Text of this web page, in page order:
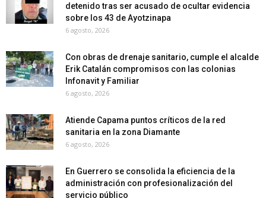
detenido tras ser acusado de ocultar evidencia
sobre los 43 de Ayotzinapa
6 agosto, 2026
Con obras de drenaje sanitario, cumple el alcalde
Erik Catalán compromisos con las colonias
Infonavit y Familiar
6 agosto, 2026
Atiende Capama puntos críticos de la red
sanitaria en la zona Diamante
6 agosto, 2026
En Guerrero se consolida la eficiencia de la
administración con profesionalización del
servicio público